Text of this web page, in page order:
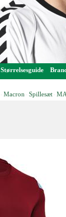
Størrelsesguide
Macron Spillesæt